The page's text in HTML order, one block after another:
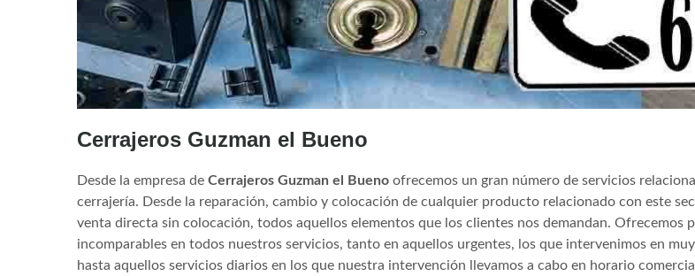
Cerrajeros Guzman el Bueno
Desde la empresa de Cerrajeros Guzman el Bueno ofrecemos un gran número de servicios
cerrajería. Desde la reparación, cambio y colocación de cualquier producto relacionado con este
venta directa sin colocación, todos aquellos elementos que los clientes nos demandan. Ofrecemos
incomparables en todos nuestros servicios, tanto en aquellos urgentes, los que intervenimos en
hasta aquellos servicios diarios en los que nuestra intervención llevamos a cabo en horario